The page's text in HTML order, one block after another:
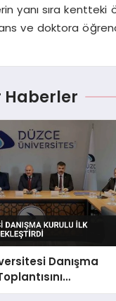
yanı sıra
ve doktora
Haberler
Danışma